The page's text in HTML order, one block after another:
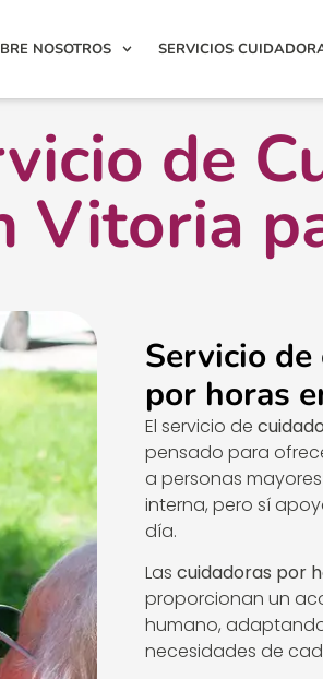
NOSOTROS SERVICIOS
de
Vitoria
Servicio
por horas
El servicio de
pensado para
a personas
interna, pero sí
día.
Las cuidadoras por
proporcionan un
humano,
necesidades de